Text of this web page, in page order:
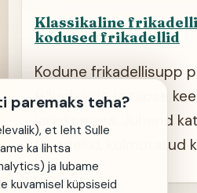
Klassikaline
kodused frikadellid
Kodune frikadellisupp
frikadellide ja täpse
järjekorraga. Juhend
frikadellid, külmutatud
ja säilitamise.
paremaks teha?
et leht Sulle
ka lihtsa
ja lubame
kuvamisel küpsiseid